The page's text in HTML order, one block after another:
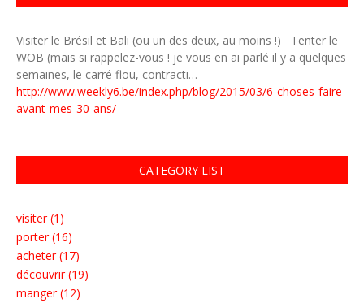
Visiter le Brésil et Bali (ou un des deux, au moins !) Tenter le
WOB (mais si rappelez-vous ! je vous en ai parlé il y a quelques
semaines, le carré flou, contracti…
http://www.weekly6.be/index.php/blog/2015/03/6-choses-faire-
avant-mes-30-ans/
CATEGORY LIST
visiter (1)
porter (16)
acheter (17)
découvrir (19)
manger (12)